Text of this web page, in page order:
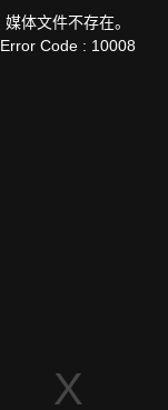
媒体文件不存在。
Error Code : 10008